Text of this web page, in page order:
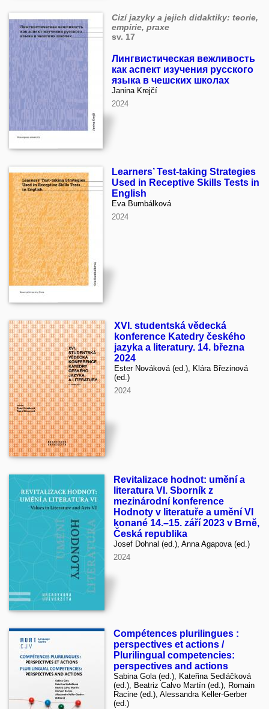
Cizí jazyky a jejich didaktiky: teorie,
empirie, praxe
sv. 17
Лингвистическая вежливость
как аспект изучения русского
языка в чешских школах
Janina Krejčí
2024
Learners’ Test-taking Strategies
Used in Receptive Skills Tests in
English
Eva Bumbálková
2024
XVI. studentská vědecká
konference Katedry českého
jazyka a literatury. 14. března
2024
Ester Nováková (ed.), Klára Březinová
(ed.)
2024
Revitalizace hodnot: umění a
literatura VI. Sborník z
mezinárodní konference
Hodnoty v literatuře a umění VI
konané 14.–15. září 2023 v Brně,
Česká republika
Josef Dohnal (ed.), Anna Agapova (ed.)
2024
Compétences plurilingues :
perspectives et actions /
Plurilingual competencies:
perspectives and actions
Sabina Gola (ed.), Kateřina Sedláčková
(ed.), Beatriz Calvo Martín (ed.), Romain
Racine (ed.), Alessandra Keller-Gerber
(ed.)